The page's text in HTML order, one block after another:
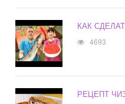
КАК
4693
РЕЦЕПТ